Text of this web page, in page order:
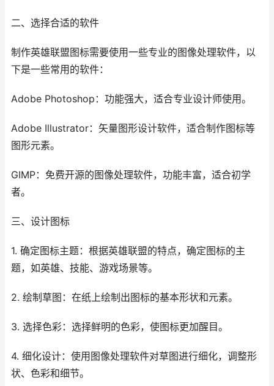
二、选择合适的软件
制作英雄联盟图标需要使用一些专业的图像处理软件，以
下是一些常用的软件：
Adobe Photoshop：功能强大，适合专业设计师使用。
Adobe Illustrator：矢量图形设计软件，适合制作图标等
图形元素。
GIMP：免费开源的图像处理软件，功能丰富，适合初学
者。
三、设计图标
1. 确定图标主题：根据英雄联盟的特点，确定图标的主
题，如英雄、技能、游戏场景等。
2. 绘制草图：在纸上绘制出图标的基本形状和元素。
3. 选择色彩：选择鲜明的色彩，使图标更加醒目。
4. 细化设计：使用图像处理软件对草图进行细化，调整形
状、色彩和细节。